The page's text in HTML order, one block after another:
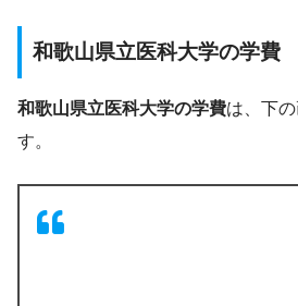
和歌山県立医科大学の学費
和歌山県立医科大学の学費は、下
す。